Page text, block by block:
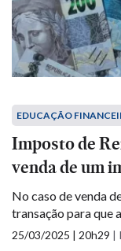
EDUCAÇÃO
Imposto de
venda de um
No caso de venda
transação para que
25/03/2025 | 20h29 |